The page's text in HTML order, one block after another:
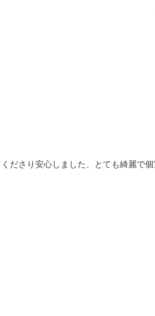
ださり安心しました、とても綺麗